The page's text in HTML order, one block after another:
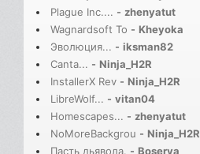
Plague Inc.... - zhenyatut
Wagnardsoft To - Kheyoka
Эволюция... - iksman82
Canta... - Ninja_H2R
InstallerX Rev - Ninja_H2R
LibreWolf... - vitan04
Homescapes... - zhenyatut
NoMoreBackgrou - Ninja_H2R
Пасть дьявола. - Boserva